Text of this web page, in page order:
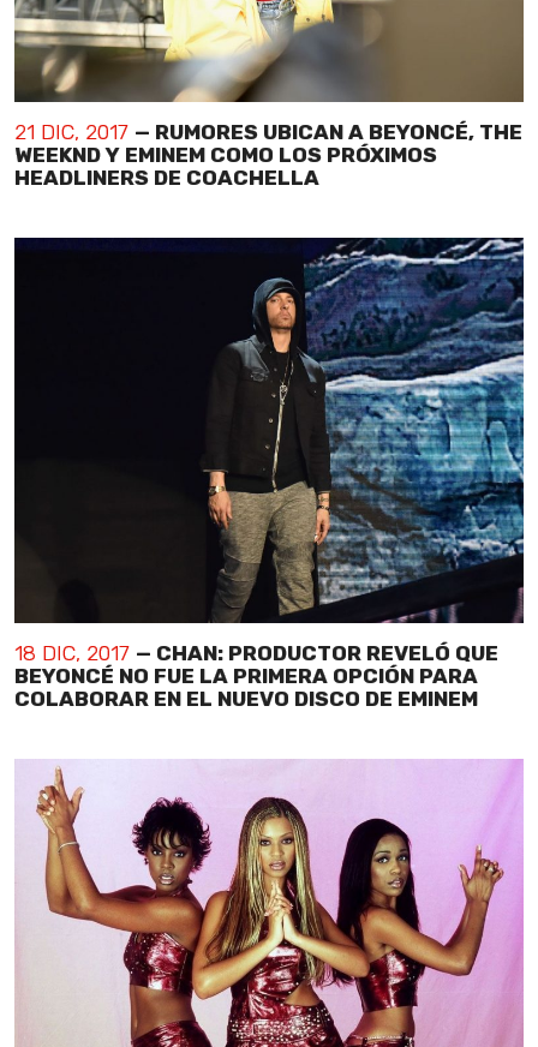
21 DIC, 2017 — RUMORES UBICAN A BEYONCÉ, THE
WEEKND Y EMINEM COMO LOS PRÓXIMOS
HEADLINERS DE COACHELLA
18 DIC, 2017 — CHAN: PRODUCTOR REVELÓ QUE
BEYONCÉ NO FUE LA PRIMERA OPCIÓN PARA
COLABORAR EN EL NUEVO DISCO DE EMINEM